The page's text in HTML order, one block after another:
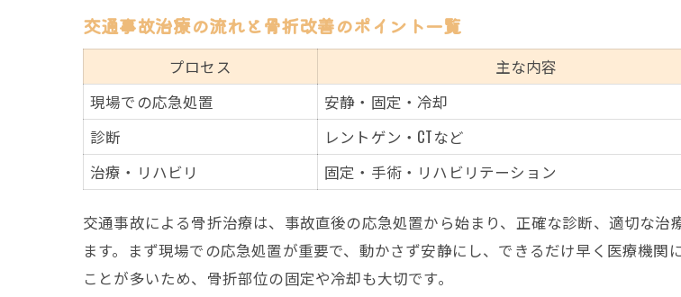
通いやすさ重視で交通事故治
春町周辺の交通事故治療対応力
交通事故治療で実績ある春町
事故骨折時の通院選びが回復に与え
交通事故治療で知る通院先選び
通院先選択が交通事故治療に
交通事故治療で重視したい連
交通事故治療の流れと骨折改善のポイント一覧
プロセス 主な内容
現場での応急処置
安静・固定・冷却
診断
レントゲン・CTなど
治療・リハビリ
固定・手術・リハビリテーション
交通事故による骨折治療は、事故直後の応急処置から始まり、正確な診断、適切な
ます。まず現場での応急処置が重要で、動かさず安静にし、できるだけ早く医療機
ことが多いため、骨折部位の固定や冷却も大切です。